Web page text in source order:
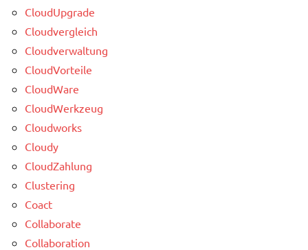
CloudUpgrade
Cloudvergleich
Cloudverwaltung
CloudVorteile
CloudWare
CloudWerkzeug
Cloudworks
Cloudy
CloudZahlung
Clustering
Coact
Collaborate
Collaboration